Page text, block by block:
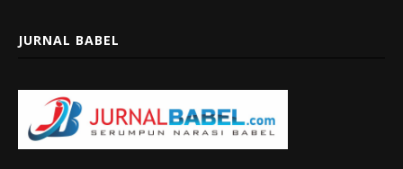
JURNAL BABEL